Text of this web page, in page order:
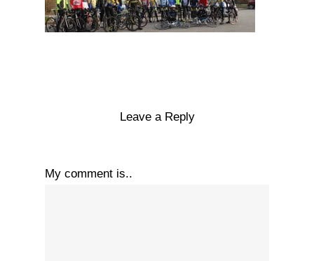
Leave a Reply
My comment is..